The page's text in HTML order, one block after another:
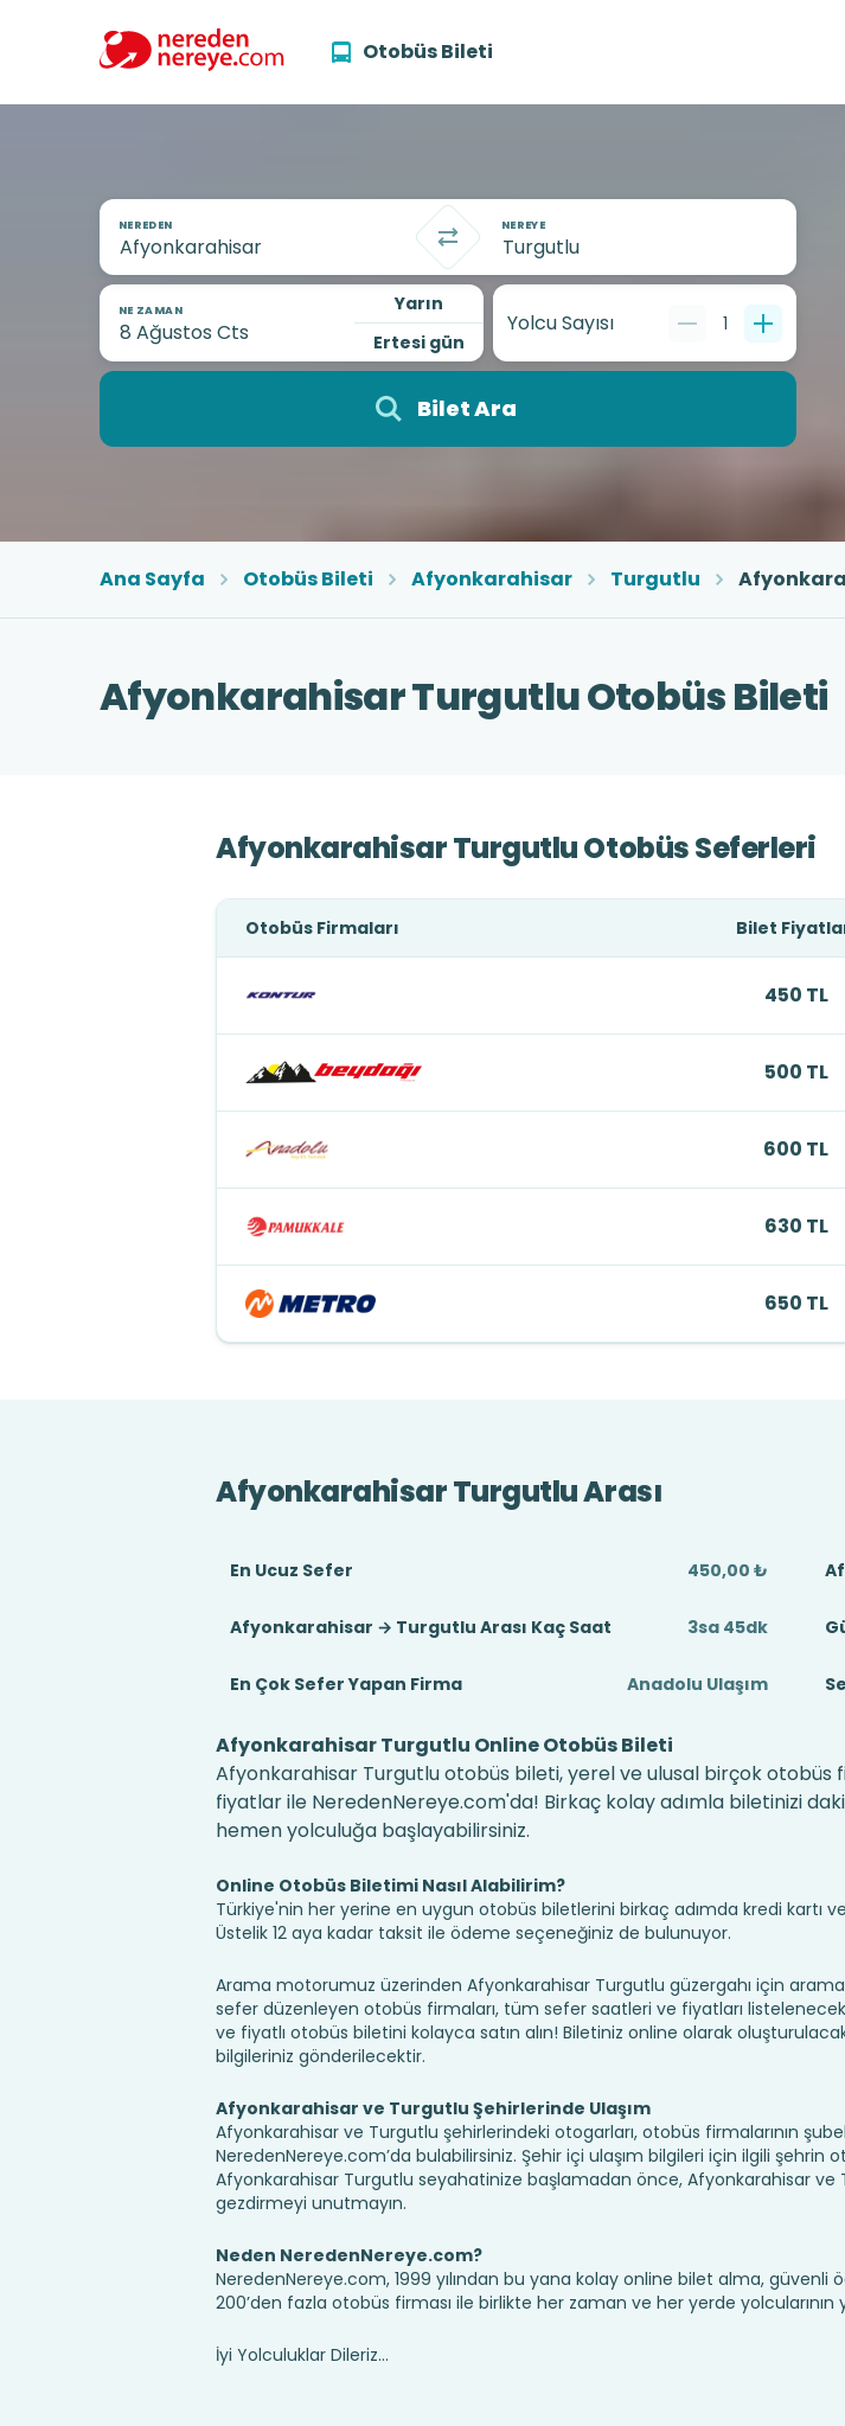
Otobüs Bileti
NEREDEN NEREYE
NE ZAMAN
Yarın
Ertesi gün
Yolcu Sayısı 1
Bilet Ara
Ana Sayfa Otobüs Bileti Afyonkarahisar Turgutlu
Afyonkarahisar Turgutlu Otobüs Bileti
Afyonkarahisar Turgutlu Otobüs Seferleri
Otobüs Firmaları Bilet
450 TL
500 TL
600 TL
630 TL
650 TL
Afyonkarahisar Turgutlu Arası
En Ucuz Sefer 450,00 ₺
Afyonkarahisar → Turgutlu Arası Kaç Saat 3sa 45dk
En Çok Sefer Yapan Firma Anadolu Ulaşım
Afyonkarahisar Turgutlu Online Otobüs Bileti
Afyonkarahisar Turgutlu otobüs bileti, yerel ve ulusal birçok otobüs
fiyatlar ile NeredenNereye.com'da! Birkaç kolay adımla biletinizi
hemen yolculuğa başlayabilirsiniz.
Online Otobüs Biletimi Nasıl Alabilirim?
Türkiye'nin her yerine en uygun otobüs biletlerini birkaç adımda kredi kartı
Üstelik 12 aya kadar taksit ile ödeme seçeneğiniz de bulunuyor.
Arama motorumuz üzerinden Afyonkarahisar Turgutlu güzergahı için
sefer düzenleyen otobüs firmaları, tüm sefer saatleri ve fiyatları
ve fiyatlı otobüs biletini kolayca satın alın! Biletiniz online olarak
bilgileriniz gönderilecektir.
Afyonkarahisar ve Turgutlu Şehirlerinde Ulaşım
Afyonkarahisar ve Turgutlu şehirlerindeki otogarları, otobüs firmalarının
NeredenNereye.com’da bulabilirsiniz. Şehir içi ulaşım bilgileri için ilgili şehrin
Afyonkarahisar Turgutlu seyahatinize başlamadan önce, Afyonkarahisar ve
gezdirmeyi unutmayın.
Neden NeredenNereye.com?
NeredenNereye.com, 1999 yılından bu yana kolay online bilet alma,
200’den fazla otobüs firması ile birlikte her zaman ve her yerde yolcularının
İyi Yolculuklar Dileriz...